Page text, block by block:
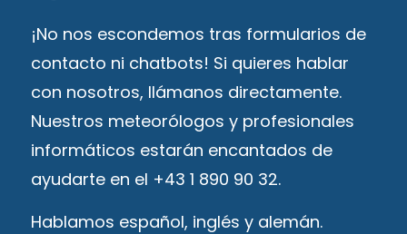
¡No nos escondemos tras formularios de
contacto ni chatbots! Si quieres hablar
con nosotros, llámanos directamente.
Nuestros meteorólogos y profesionales
informáticos estarán encantados de
ayudarte en el +43 1 890 90 32.
Hablamos español, inglés y alemán.